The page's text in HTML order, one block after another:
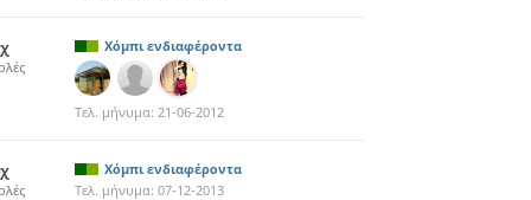
Χόμπι ενδιαφέροντα
Τελ. μήνυμα: 21-06-2012
Χόμπι ενδιαφέροντα
Τελ. μήνυμα: 07-12-2013